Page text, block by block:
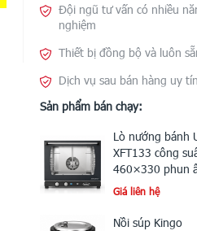
Đội ngũ tư vấn có nhiều
nghiệm
Thiết bị đồng bộ và luôn
Dịch vụ sau bán hàng uy tín
Sản phẩm bán chạy:
Lò nướng bánh
XFT133 công
460×330 phun
Giá liên hệ
Nồi súp Kingo